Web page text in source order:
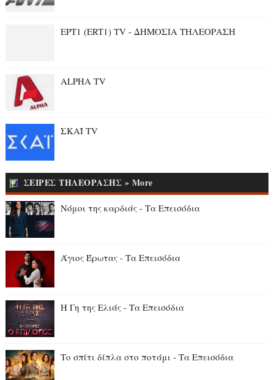
ΕΡΤ1 (ERT1) TV - ΔΗΜΟΣΙΑ ΤΗΛΕΟΡΑΣΗ
ALPHA TV
ΣΚΑΪ TV
ΣΕΙΡΕΣ ΤΗΛΕΟΡΑΣΗΣ » More
Νόμοι της καρδιάς - Τα Επεισόδια
Άγιος Έρωτας - Τα Επεισόδια
Η Γη της Ελιάς - Τα Επεισόδια
Το σπίτι δίπλα στο ποτάμι - Τα Επεισόδια